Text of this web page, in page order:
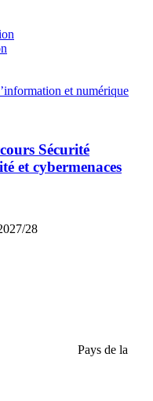
et numérique
Sécurité
et cybermenaces
28
Pays de la